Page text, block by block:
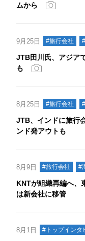
ムから
9月25日 #旅行会社
JTB田川氏、アジア
も
8月25日 #旅行会社
JTB、インドに旅行
ンド発アウトも
8月9日 #旅行会社 #
KNTが組織再編へ、
は新会社に移管
8月1日 #トップインタ